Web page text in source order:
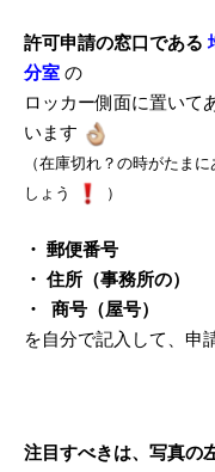
許可申請の窓口である
分室 の
ロッカー側面に置いて
います
（在庫切れ？の時がたま
しょう
）
・ 郵便番号
・ 住所（事務所の）
・ 商号（屋号）
を自分で記入して、申
注目すべきは、写真の